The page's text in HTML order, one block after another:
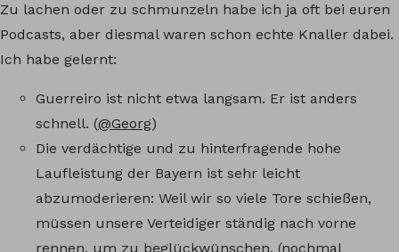
Zu lachen oder zu schmunzeln habe ich ja oft bei euren
Podcasts, aber diesmal waren schon echte Knaller dabei.
Ich habe gelernt:
Guerreiro ist nicht etwa langsam. Er ist anders
schnell. (@Georg)
Die verdächtige und zu hinterfragende hohe
Laufleistung der Bayern ist sehr leicht
abzumoderieren: Weil wir so viele Tore schießen,
müssen unsere Verteidiger ständig nach vorne
rennen, um zu beglückwünschen. (nochmal